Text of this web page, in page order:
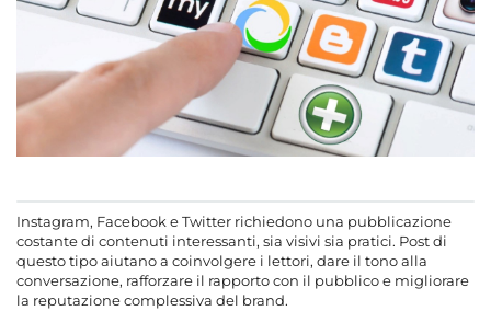
Instagram, Facebook e Twitter richiedono una pubblicazione
costante di contenuti interessanti, sia visivi sia pratici. Post di
questo tipo aiutano a coinvolgere i lettori, dare il tono alla
conversazione, rafforzare il rapporto con il pubblico e migliorare
la reputazione complessiva del brand.